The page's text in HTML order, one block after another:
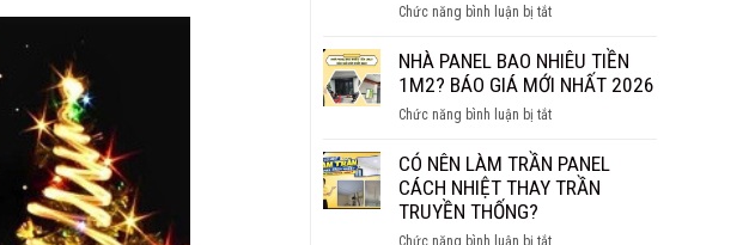
Chức năng bình luận bị tắtở
PANEL
VÁCH
GIÁ
NHIÊU
1M2?
GIÁ
NHÀ PANEL BAO NHIÊU TIỀN
1M2? BÁO GIÁ MỚI NHẤT 2026
Chức năng bình luận bị tắtở
PANEL
BAO
CÓ NÊN LÀM TRẦN PANEL
CÁCH NHIỆT THAY TRẦN
TRUYỀN THỐNG?
Chức năng bình luận bị tắtở